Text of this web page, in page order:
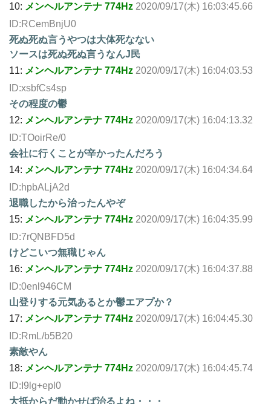
10: メンヘルアンテナ 774Hz 2020/09/17(木) 16:03:45.66
ID:RCemBnjU0
死ぬ死ぬ言うやつは大体死なない
ソースは死ぬ死ぬ言うなんJ民
11: メンヘルアンテナ 774Hz 2020/09/17(木) 16:04:03.53
ID:xsbfCs4sp
その程度の鬱
12: メンヘルアンテナ 774Hz 2020/09/17(木) 16:04:13.32
ID:TOoirRe/0
会社に行くことが辛かったんだろう
14: メンヘルアンテナ 774Hz 2020/09/17(木) 16:04:34.64
ID:hpbALjA2d
退職したから治ったんやぞ
15: メンヘルアンテナ 774Hz 2020/09/17(木) 16:04:35.99
ID:7rQNBFD5d
けどこいつ無職じゃん
16: メンヘルアンテナ 774Hz 2020/09/17(木) 16:04:37.88
ID:0enl946CM
山登りする元気あるとか鬱エアプか？
17: メンヘルアンテナ 774Hz 2020/09/17(木) 16:04:45.30
ID:RmL/b5B20
素敵やん
18: メンヘルアンテナ 774Hz 2020/09/17(木) 16:04:45.74
ID:I9lg+epl0
大抵からだ動かせば治るよね・・・